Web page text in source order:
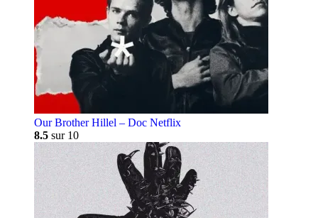
Our Brother Hillel – Doc Netflix
8.5 sur 10